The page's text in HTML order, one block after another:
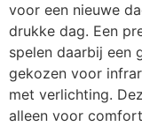
voor een nieuwe
drukke dag. Een
spelen daarbij een
gekozen voor
met verlichting.
alleen voor